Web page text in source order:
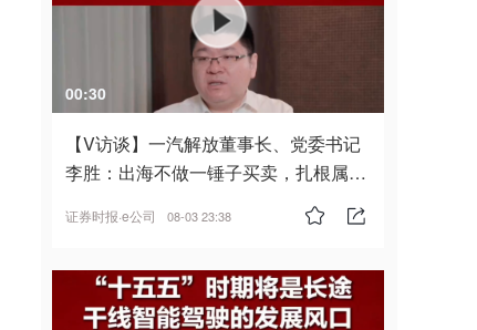
00:30
【V访谈】一汽解放董事长、党委书记
李胜：出海不做一锤子买卖，扎根属
证券时报·e公司 08-03 23:38